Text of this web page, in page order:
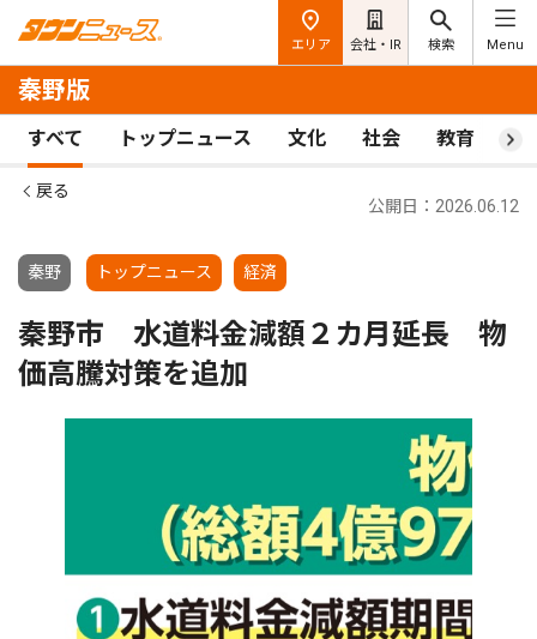
エリア 会社・IR 検索 Menu
秦野版
すべて トップニュース 文化 社会 教育 ス
戻る
秦野 トップニュース 経済
公開日：2026.06.12
秦野市 水道料金減額２カ月延長 物
価高騰対策を追加